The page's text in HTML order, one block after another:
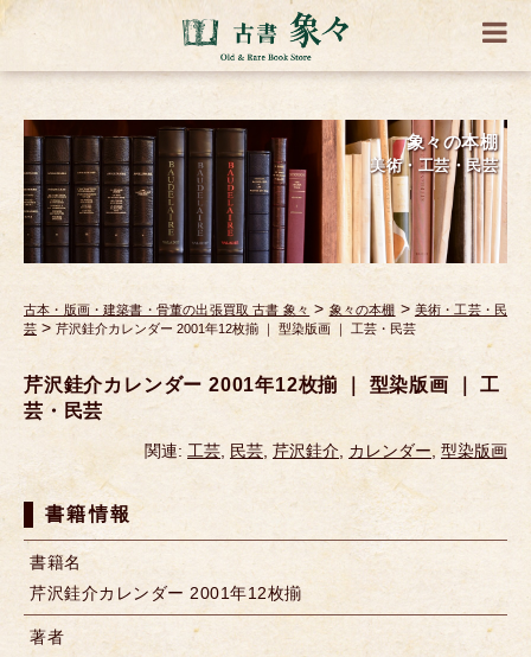
象々の本棚
美術・工芸・民芸
古本・版画・建築書・骨董の出張買取 古書 象々 > 象々の本棚 > 美術・工芸・民
芸 > 芹沢銈介カレンダー 2001年12枚揃 ｜ 型染版画 ｜ 工芸・民芸
芹沢銈介カレンダー 2001年12枚揃 ｜ 型染版画 ｜ 工
芸・民芸
関連: 工芸, 民芸, 芹沢銈介, カレンダー, 型染版画
書籍情報
書籍名
芹沢銈介カレンダー 2001年12枚揃
著者